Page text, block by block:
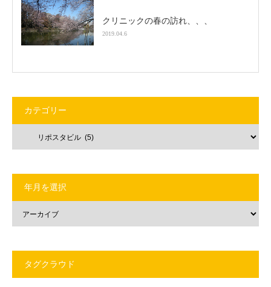
クリニックの春の訪れ、、、
2019.04.6
カテゴリー
年月を選択
タグクラウド